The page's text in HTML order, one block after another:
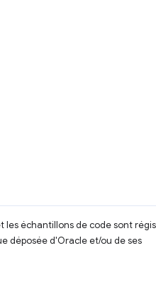
les échantillons de code sont
déposée d'Oracle et/ou de ses